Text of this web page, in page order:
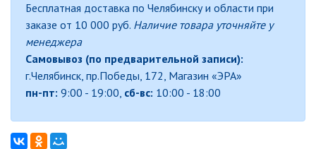
ЭЛЕКТРОМОНТАЖА
ДАТЧИКИ ДВИЖЕНИЯ И
ФОТОРЕЛЕ
Бесплатная доставка по Челябинску и области при
заказе от 10 000 руб. Наличие товара уточняйте у
менеджера
Самовывоз (по предварительной записи):
г.Челябинск, пр.Победы, 172, Магазин «ЭРА»
пн-пт: 9:00 - 19:00, сб-вс: 10:00 - 18:00